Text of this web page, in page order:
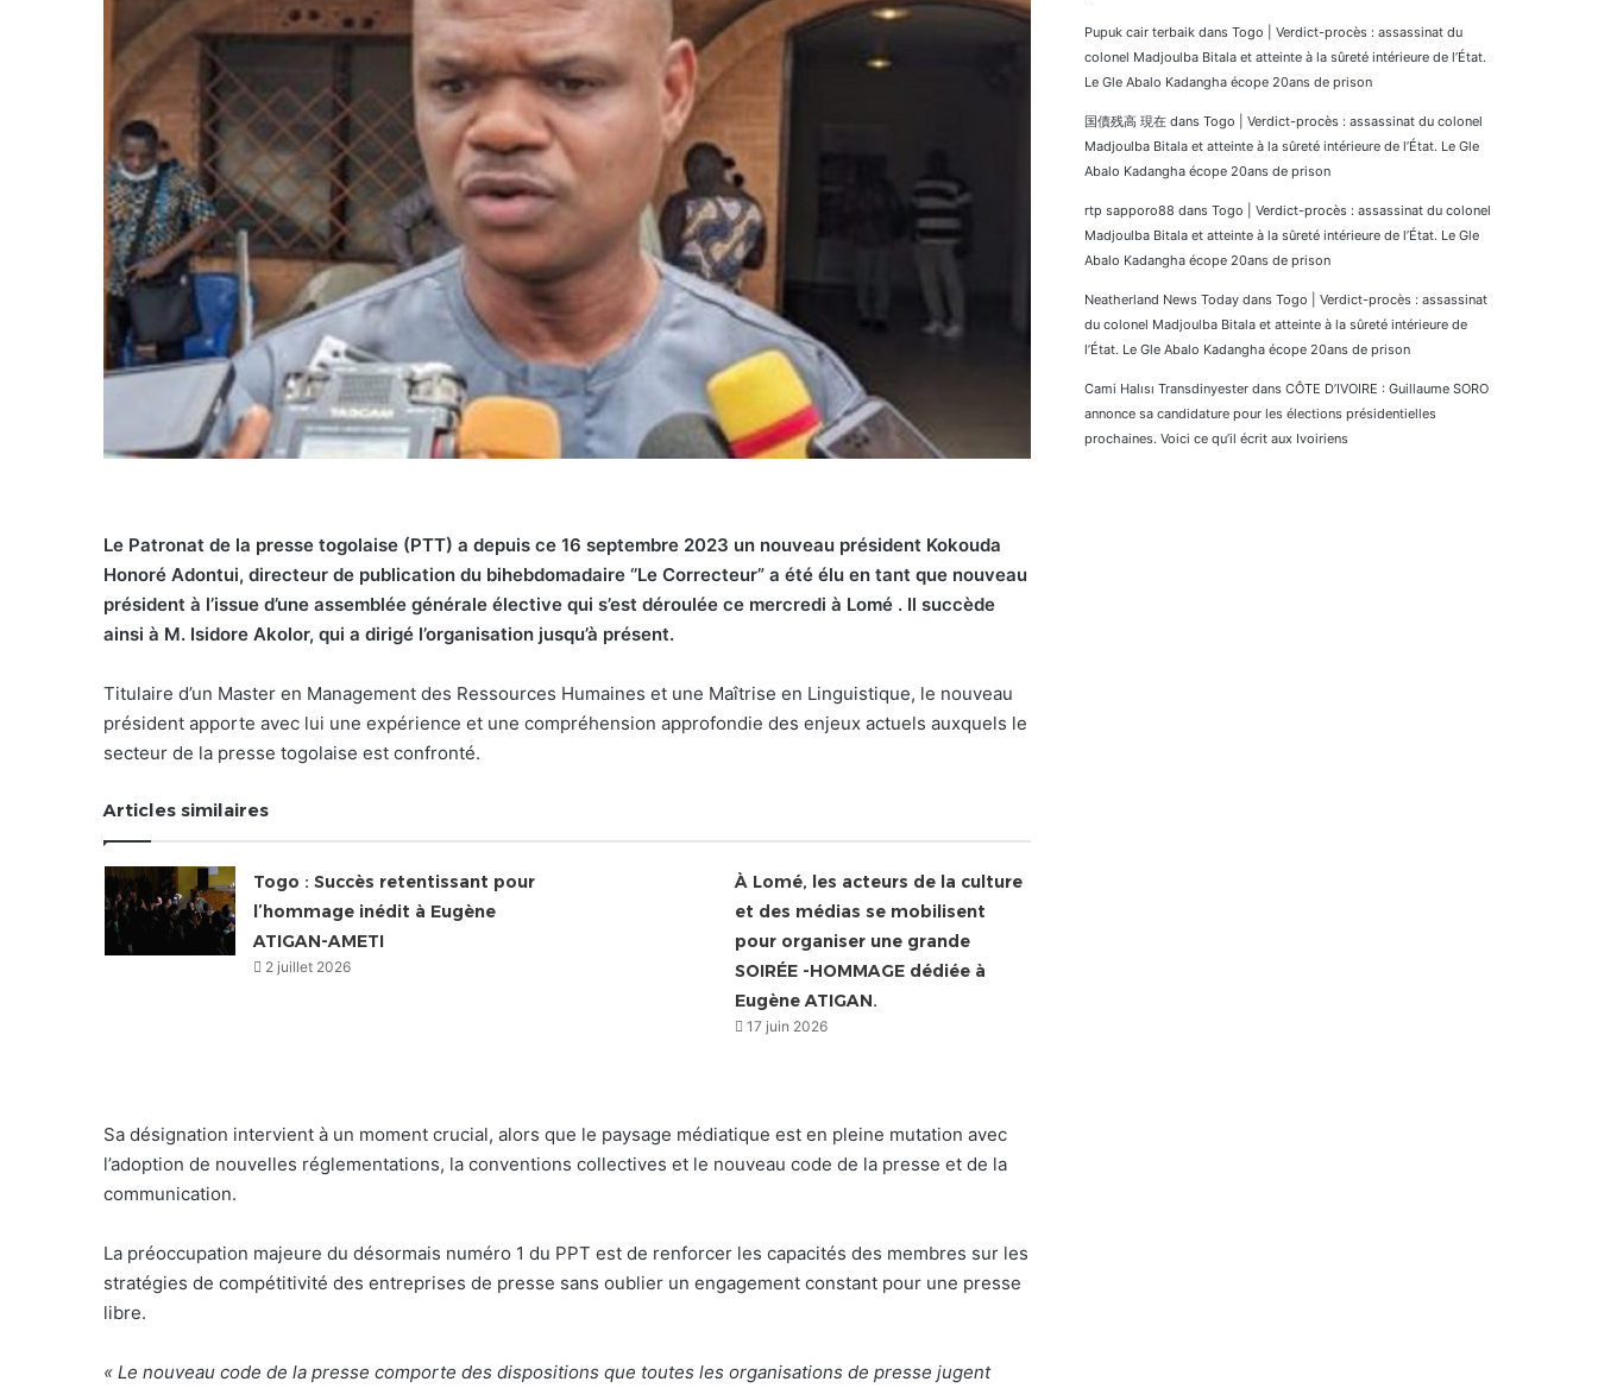
Le Patronat de la presse togolaise (PTT) a depuis ce 16 septembre 2023 un nouveau président Kokouda
Honoré Adontui, directeur de publication du bihebdomadaire ‘’Le Correcteur” a été élu en tant que nouveau
président à l’issue d’une assemblée générale élective qui s’est déroulée ce mercredi à Lomé . Il succède
ainsi à M. Isidore Akolor, qui a dirigé l’organisation jusqu’à présent.
Titulaire d’un Master en Management des Ressources Humaines et une Maîtrise en Linguistique, le nouveau
président apporte avec lui une expérience et une compréhension approfondie des enjeux actuels auxquels le
secteur de la presse togolaise est confronté.
Articles similaires
Togo : Succès retentissant pour
l’hommage inédit à Eugène
ATIGAN-AMETI
2 juillet 2026
À Lomé, les acteurs de la culture
et des médias se mobilisent
pour organiser une grande
SOIRÉE -HOMMAGE dédiée à
Eugène ATIGAN.
17 juin 2026
Sa désignation intervient à un moment crucial, alors que le paysage médiatique est en pleine mutation avec
l’adoption de nouvelles réglementations, la conventions collectives et le nouveau code de la presse et de la
communication.
La préoccupation majeure du désormais numéro 1 du PPT est de renforcer les capacités des membres sur les
stratégies de compétitivité des entreprises de presse sans oublier un engagement constant pour une presse
libre.
« Le nouveau code de la presse comporte des dispositions que toutes les organisations de presse jugent
Pupuk cair terbaik dans Togo | Verdict-procès : assassinat du
colonel Madjoulba Bitala et atteinte à la sûreté intérieure de l’État.
Le Gle Abalo Kadangha écope 20ans de prison
国債残高 現在 dans Togo | Verdict-procès : assassinat du colonel
Madjoulba Bitala et atteinte à la sûreté intérieure de l’État. Le Gle
Abalo Kadangha écope 20ans de prison
rtp sapporo88 dans Togo | Verdict-procès : assassinat du colonel
Madjoulba Bitala et atteinte à la sûreté intérieure de l’État. Le Gle
Abalo Kadangha écope 20ans de prison
Neatherland News Today dans Togo | Verdict-procès : assassinat
du colonel Madjoulba Bitala et atteinte à la sûreté intérieure de
l’État. Le Gle Abalo Kadangha écope 20ans de prison
Cami Halısı Transdinyester dans CÔTE D’IVOIRE : Guillaume SORO
annonce sa candidature pour les élections présidentielles
prochaines. Voici ce qu’il écrit aux Ivoiriens